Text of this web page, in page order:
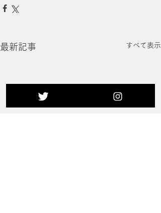
最新記事 すべて表示